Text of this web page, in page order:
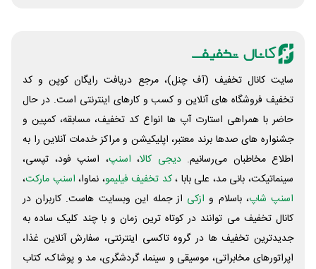
سایت کانال تخفیف (آف چنل)، مرجع دریافت رایگان کوپن و کد
تخفیف فروشگاه های آنلاین و کسب و‌ کارهای اینترنتی است. در حال
حاضر با همراهی استارت آپ ها انواع کد تخفیف، مسابقه، کمپین و
جشنواره های صدها برند معتبر، اپلیکیشن و مراکز خدمات آنلاین را به
اطلاع مخاطبان می‌رسانیم. دیجی کالا، اسنپ، اسنپ فود، تپسی،
سینماتیکت، بانی مد، علی‌ بابا ،کد تخفیف فیلیمو، نماوا، اسنپ مارکت،
اسنپ شاپ، باسلام و ازکی از جمله این وبسایت ‌هاست. کاربران در
کانال تخفیف می توانند در کوتاه ترین زمان و با چند کلیک ساده به
جدیدترین تخفیف ها در گروه تاکسی اینترنتی، سفارش آنلاین غذا،
اپراتورهای مخابراتی، موسیقی و سینما، گردشگری، مد و پوشاک، کتاب